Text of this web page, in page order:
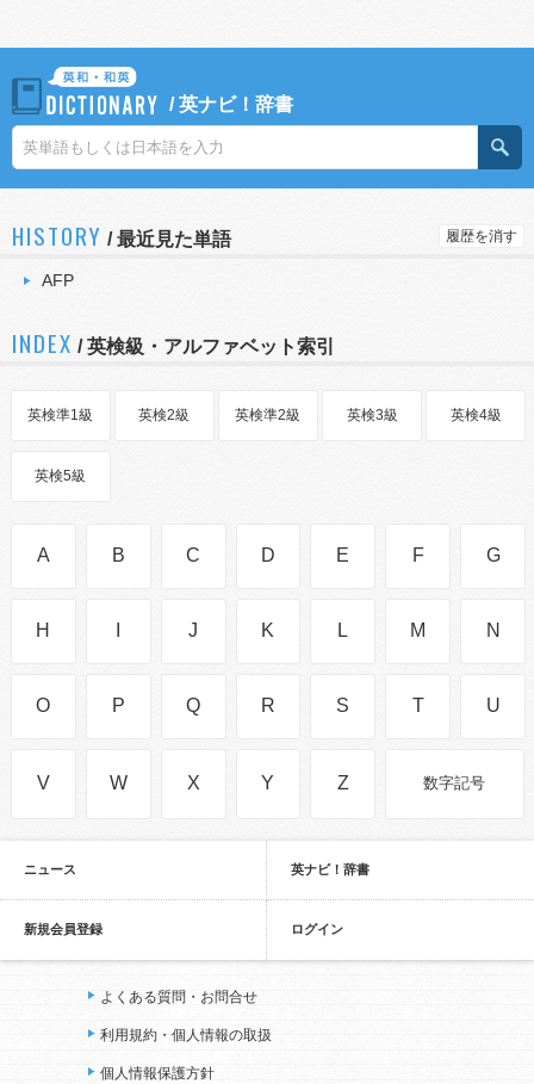
/英ナビ！辞書
HISTORY /最近見た単語 履歴を消す
AFP
INDEX / 英検級・アルファベット索引
英検準1級 英検2級 英検準2級 英検3級 英検4級
英検5級
A B C D E F G
H J K L M N
O P Q R S T U
V W X Y Z 数字記号
ニュース 英ナビ！辞書
新規会員登録 ログイン
よくある質問・お問合せ
利用規約・個人情報の取扱
個人情報保護方針